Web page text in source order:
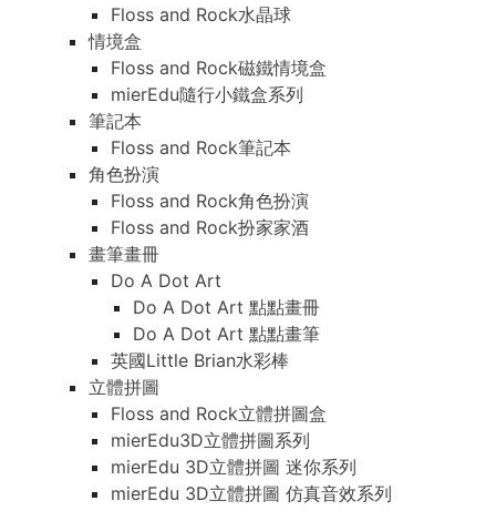
Floss and Rock水晶球
情境盒
Floss and Rock磁鐵情境盒
mierEdu隨行小鐵盒系列
筆記本
Floss and Rock筆記本
角色扮演
Floss and Rock角色扮演
Floss and Rock扮家家酒
畫筆畫冊
Do A Dot Art
Do A Dot Art 點點畫冊
Do A Dot Art 點點畫筆
英國Little Brian水彩棒
立體拼圖
Floss and Rock立體拼圖盒
mierEdu3D立體拼圖系列
mierEdu 3D立體拼圖 迷你系列
mierEdu 3D立體拼圖 仿真音效系列